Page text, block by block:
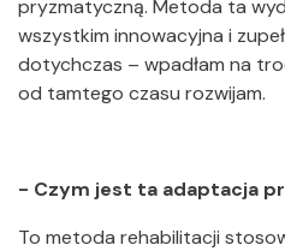
pryzmatyczną. Metoda ta
wszystkim innowacyjna i
dotychczas – wpadłam na
od tamtego czasu rozwijam.
- Czym jest ta adaptacja
To metoda rehabilitacji